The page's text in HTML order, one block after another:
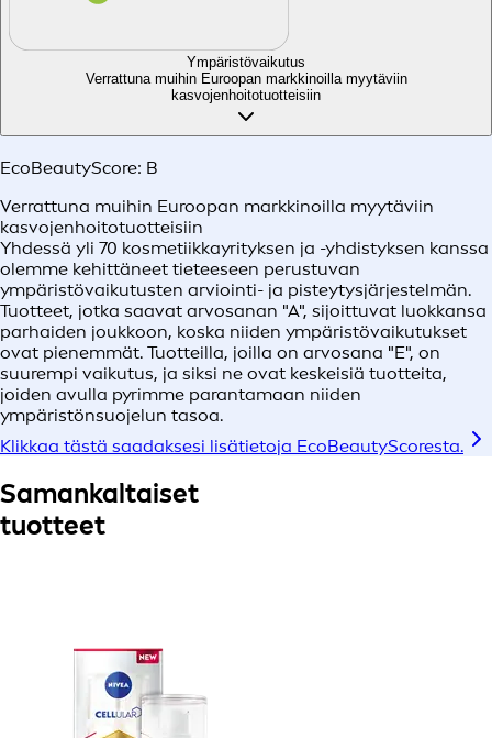
Ympäristövaikutus
Verrattuna muihin Euroopan markkinoilla myytäviin
kasvojenhoitotuotteisiin
EcoBeautyScore: B
Verrattuna muihin Euroopan markkinoilla myytäviin
kasvojenhoitotuotteisiin
Yhdessä yli 70 kosmetiikkayrityksen ja -yhdistyksen kanssa
olemme kehittäneet tieteeseen perustuvan
ympäristövaikutusten arviointi- ja pisteytysjärjestelmän.
Tuotteet, jotka saavat arvosanan "A", sijoittuvat luokkansa
parhaiden joukkoon, koska niiden ympäristövaikutukset
ovat pienemmät. Tuotteilla, joilla on arvosana "E", on
suurempi vaikutus, ja siksi ne ovat keskeisiä tuotteita,
joiden avulla pyrimme parantamaan niiden
ympäristönsuojelun tasoa.
Klikkaa tästä saadaksesi lisätietoja EcoBeautyScoresta.
Samankaltaiset
tuotteet